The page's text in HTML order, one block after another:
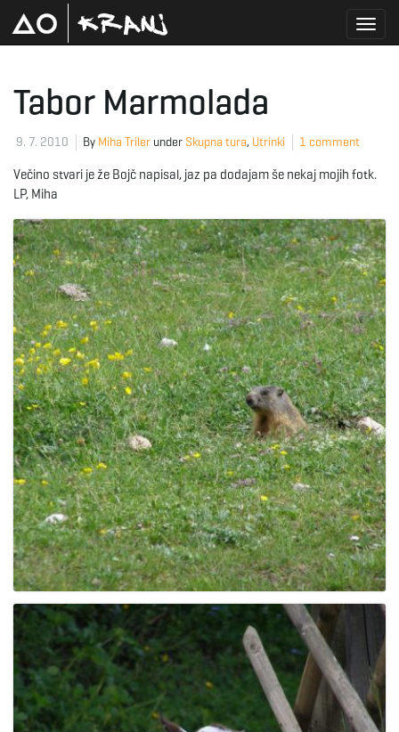
g
l
e
n
a
v
Tabor Marmolada
9. 7. 2010 By Miha Triler under Skupna tura, Utrinki 1 comment
Večino stvari je že Bojč napisal, jaz pa dodajam še nekaj mojih fotk.
LP, Miha